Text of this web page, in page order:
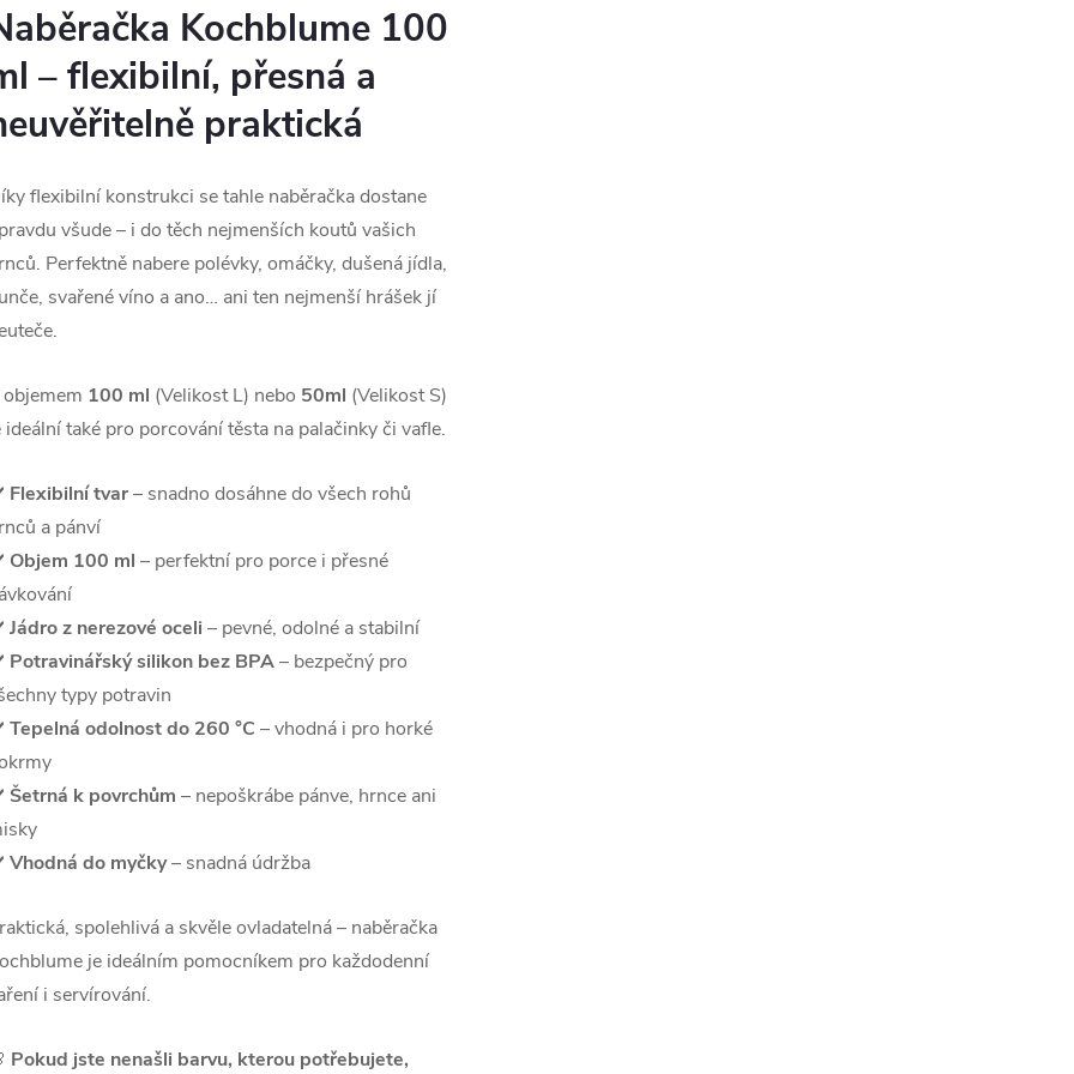
Kochblume 100
– flexibilní, přesná a
praktická
flexibilní konstrukci se tahle naběračka dostane
všude – i do těch nejmenších koutů vašich
Perfektně nabere polévky, omáčky, dušená jídla,
svařené víno a ano… ani ten nejmenší hrášek jí
objemem 100 ml (Velikost L) nebo 50ml (Velikost S)
ideální také pro porcování těsta na palačinky či vafle.
Flexibilní tvar– snadno dosáhne do všech rohů
a pánví
Objem 100 ml – perfektní pro porce i přesné
Jádro z nerezové oceli – pevné, odolné a stabilní
Potravinářský silikon bez BPA– bezpečný pro
typy potravin
Tepelná odolnost do 260 °C – vhodná i pro horké
Šetrná k povrchům – nepoškrábe pánve, hrnce ani
Vhodná do myčky– snadná údržba
spolehlivá a skvěle ovladatelná – naběračka
je ideálním pomocníkem pro každodenní
i servírování.
Pokud jste nenašli barvu, kterou potřebujete,